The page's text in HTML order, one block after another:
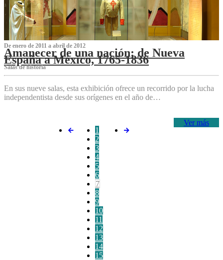
De enero de 2011 a abril de 2012
Amanecer de una nación: de Nueva
España a México, 1765-1836
Salas de historia
En sus nueve salas, esta exhibición ofrece un recorrido por la lucha
independentista desde sus orígenes en el año de…
Ver más
1
2
3
4
5
6
7
8
9
10
11
12
13
14
15